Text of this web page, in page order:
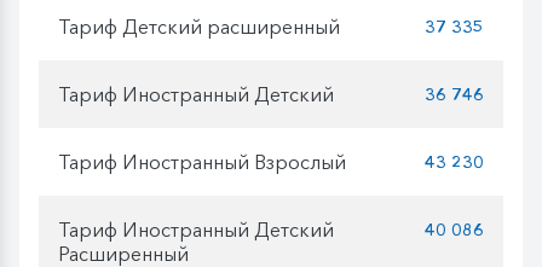
Тариф Детский расширенный 37 335
Тариф Иностранный Детский 36 746
Тариф Иностранный Взрослый 43 230
Тариф Иностранный Детский
Расширенный
40 086